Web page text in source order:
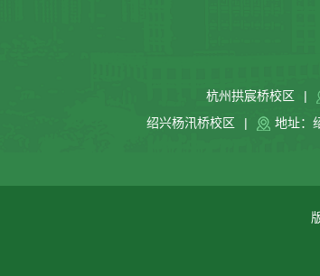
杭州拱宸桥校区 |
绍兴杨汛桥校区
| 地址：